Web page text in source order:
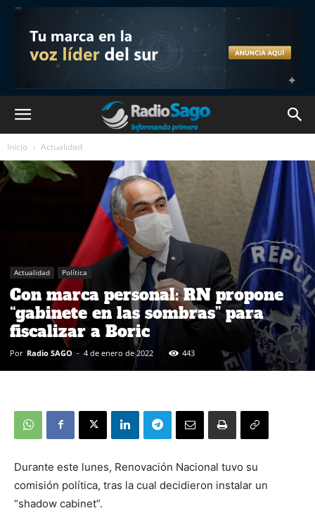
Inicio Actualidad
Actualidad Política
Con marca personal: RN propone
“gabinete en las sombras” para
fiscalizar a Boric
Por Radio SAGO - 4 de enero de 2022 443
Durante este lunes, Renovación Nacional tuvo su
comisión política, tras la cual decidieron instalar un
“shadow cabinet”.